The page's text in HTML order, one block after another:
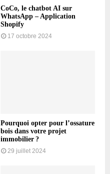
CoCo, le chatbot AI sur
WhatsApp – Application
Shopify
17 octobre 2024
Pourquoi opter pour l’ossature
bois dans votre projet
immobilier ?
29 juillet 2024